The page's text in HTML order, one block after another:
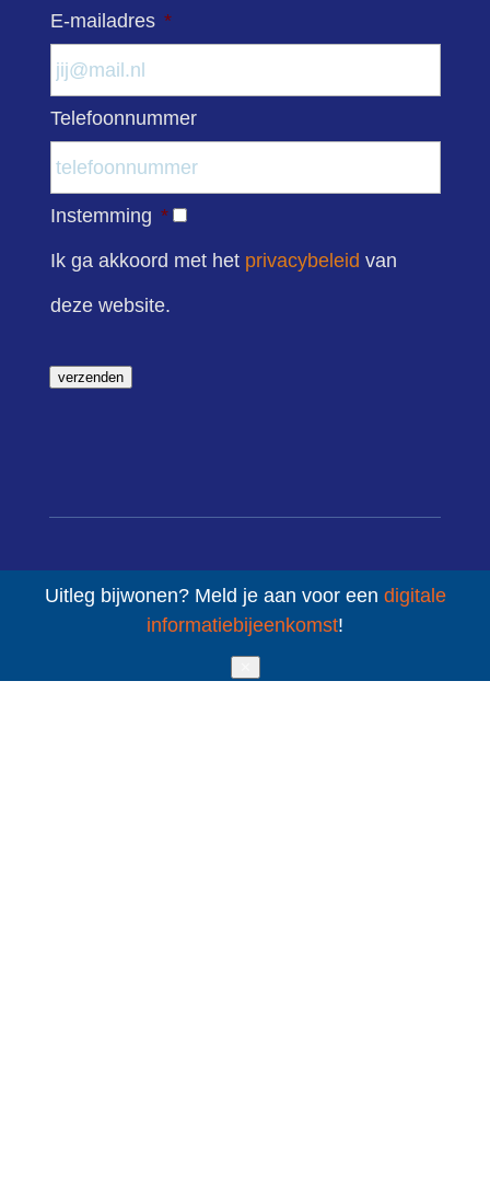
Uitleg bijwonen? Meld je aan voor een digitale
informatiebijeenkomst!
E-mailadres *
Telefoonnummer
Instemming *
Ik ga akkoord met het privacybeleid van
deze website.
verzenden